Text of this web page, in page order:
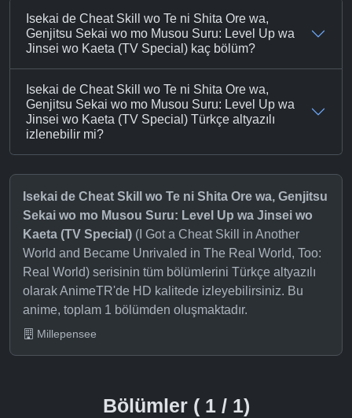
Isekai de Cheat Skill wo Te ni Shita Ore wa,
Genjitsu Sekai wo mo Musou Suru: Level Up wa
Jinsei wo Kaeta (TV Special) kaç bölüm?
Isekai de Cheat Skill wo Te ni Shita Ore wa,
Genjitsu Sekai wo mo Musou Suru: Level Up wa
Jinsei wo Kaeta (TV Special) Türkçe altyazılı
izlenebilir mi?
Isekai de Cheat Skill wo Te ni Shita Ore wa, Genjitsu
Sekai wo mo Musou Suru: Level Up wa Jinsei wo
Kaeta (TV Special) (I Got a Cheat Skill in Another
World and Became Unrivaled in The Real World, Too:
Real World) serisinin tüm bölümlerini Türkçe altyazılı
olarak AnimeTR'de HD kalitede izleyebilirsiniz. Bu
anime, toplam 1 bölümden oluşmaktadır.
Millepensee
Bölümler ( 1 / 1)